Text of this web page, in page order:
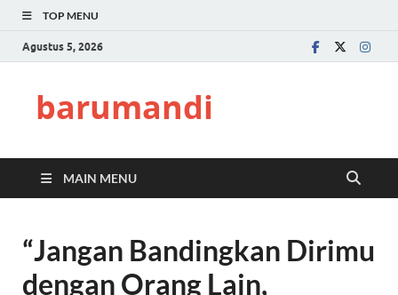
TOP MENU
Agustus 5, 2026
barumandi
MAIN MENU
“Jangan Bandingkan Dirimu
dengan Orang Lain,